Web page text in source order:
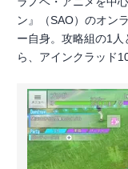
ン』（SAO）のオン
ー自身。攻略組の1
ら、アインクラッド